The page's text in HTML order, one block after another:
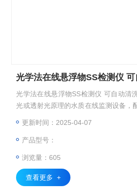
光学法在线悬浮物SS检测仪
光学法在线悬浮物SS检测仪 可自动清
光或透射光原理的水质在线监测设备，
更新时间：2025-04-07
产品型号：
浏览量：605
查看更多 +